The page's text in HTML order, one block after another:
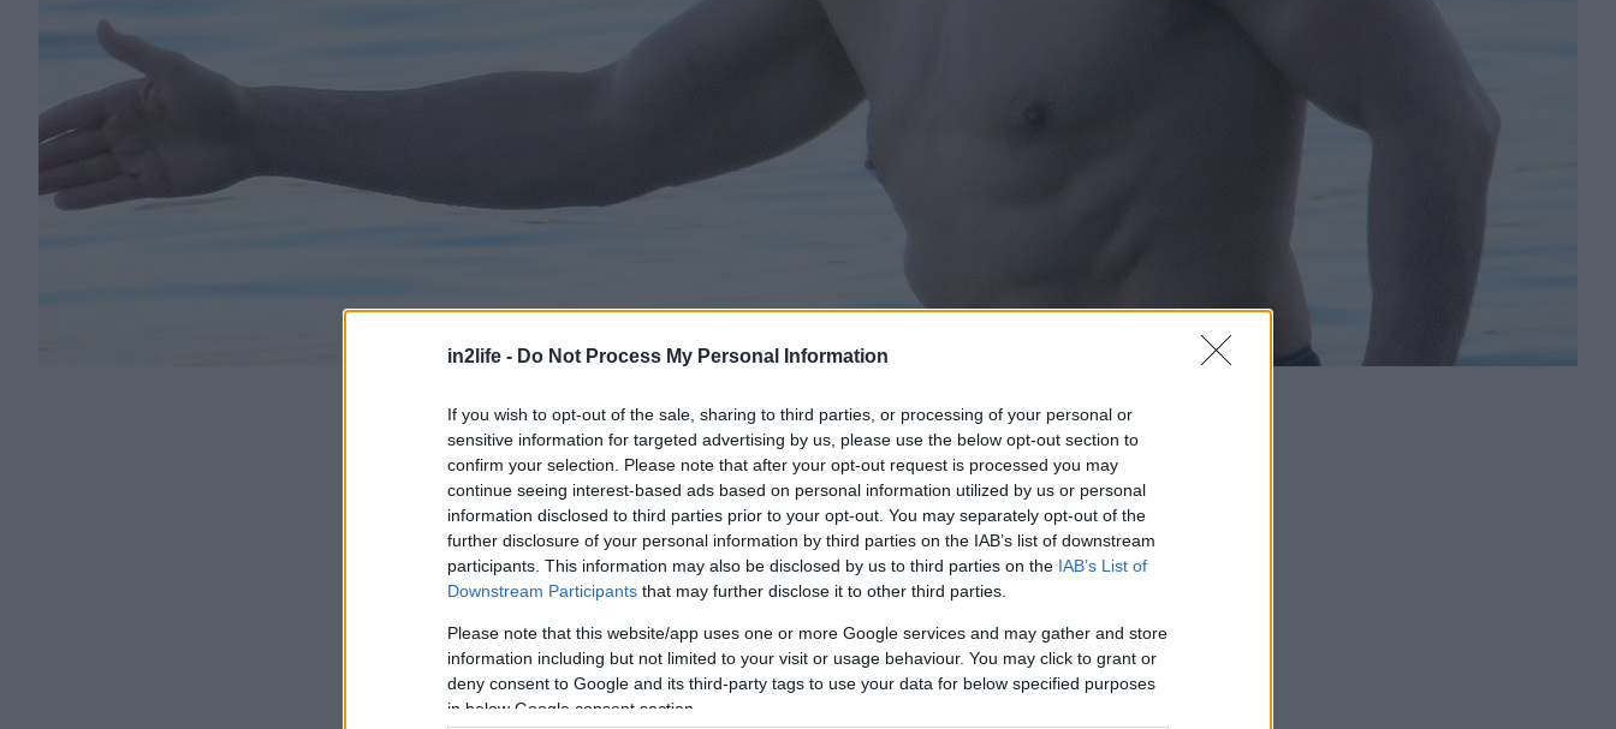
in2life - Do Not Process My Personal Information
If you wish to opt-out of the sale, sharing to third parties, or processing of your personal or
sensitive information for targeted advertising by us, please use the below opt-out section to
confirm your selection. Please note that after your opt-out request is processed you may
continue seeing interest-based ads based on personal information utilized by us or personal
information disclosed to third parties prior to your opt-out. You may separately opt-out of the
further disclosure of your personal information by third parties on the IAB’s list of downstream
participants. This information may also be disclosed by us to third parties on the IAB’s List of
Downstream Participants that may further disclose it to other third parties.
Please note that this website/app uses one or more Google services and may gather and store
information including but not limited to your visit or usage behaviour. You may click to grant or
deny consent to Google and its third-party tags to use your data for below specified purposes
in below Google consent section.